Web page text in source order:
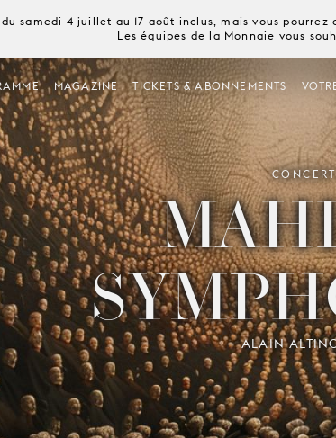
du samedi 4 juillet au 17 août inclus, mais vous
Les équipes de la Monnaie vous
MAGAZINE TICKETS & ABONNEMENTS
CONCERT
ALAIN